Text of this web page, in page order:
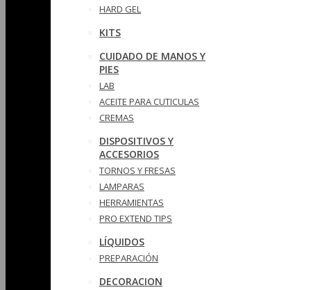
HARD GEL
KITS
CUIDADO DE MANOS Y
PIES
LAB
ACEITE PARA CUTICULAS
CREMAS
DISPOSITIVOS Y
ACCESORIOS
TORNOS Y FRESAS
LAMPARAS
HERRAMIENTAS
PRO EXTEND TIPS
LÍQUIDOS
PREPARACIÓN
DECORACION